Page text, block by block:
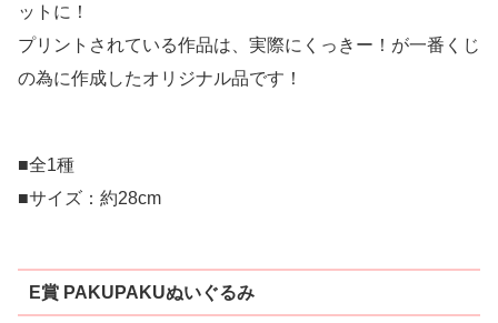
ットに！
プリントされている作品は、実際にくっきー！が一番くじ
の為に作成したオリジナル品です！
■全1種
■サイズ：約28cm
E賞 PAKUPAKUぬいぐるみ